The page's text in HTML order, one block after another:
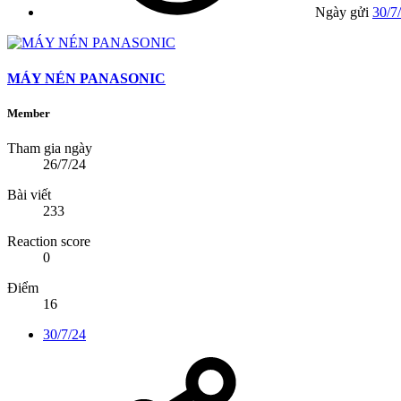
Ngày gửi 30/
MÁY NÉN PANASONIC
Member
Tham gia ngày
26/7/24
Bài viết
233
Reaction score
0
Điểm
16
30/7/24